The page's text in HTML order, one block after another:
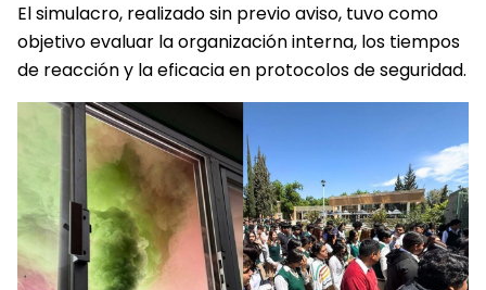
El simulacro, realizado sin previo aviso, tuvo como
objetivo evaluar la organización interna, los tiempos
de reacción y la eficacia en protocolos de seguridad.